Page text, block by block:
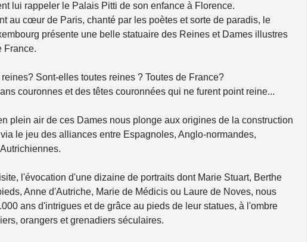
lui rappeler le Palais Pitti de son enfance à Florence.
au cœur de Paris, chanté par les poètes et sorte de paradis, le
présente une belle statuaire des Reines et Dames illustres
France.
Sont-elles toutes reines ? Toutes de France?
couronnes et des têtes couronnées qui ne furent point reine...
plein air de ces Dames nous plonge aux origines de la construction
le jeu des alliances entre Espagnoles, Anglo-normandes,
l'évocation d'une dizaine de portraits dont Marie Stuart, Berthe
Anne d'Autriche, Marie de Médicis ou Laure de Noves, nous
ans d'intrigues et de grâce au pieds de leur statues, à l'ombre
orangers et grenadiers séculaires.